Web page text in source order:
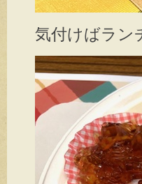
気付けばラン